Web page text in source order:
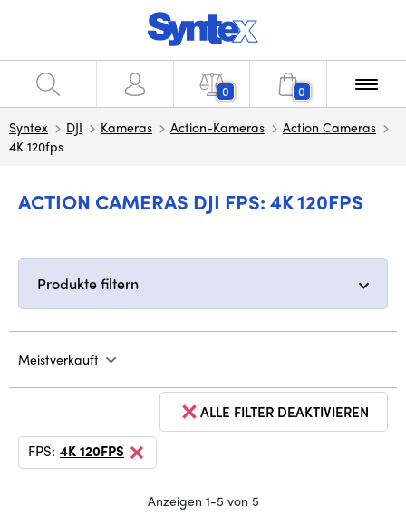
0 0
Syntex DJI Kameras Action-Kameras
Action Cameras
4K 120fps
ACTION CAMERAS DJI FPS: 4K 120FPS
Produkte filtern
Meistverkauft
ALLE FILTER DEAKTIVIEREN
FPS: 4K 120FPS
Anzeigen 1-5 von 5